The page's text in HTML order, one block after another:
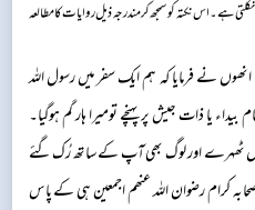
ہے۔ اس نکتہ کو سمجھ کر مندرجہ ذیل روایات کا مطالعہ
نے فرمایا کہ ہم ایک سفر میں رسول اللہ
ذات جیش پر پہنچے تومیرا ہار گم ہوگیا۔
اور لوگ بھی آپ کے ساتھ رُک گئے
صحابہ کرام رضوان اللہ عنھم اجمعین ہی کے پاس